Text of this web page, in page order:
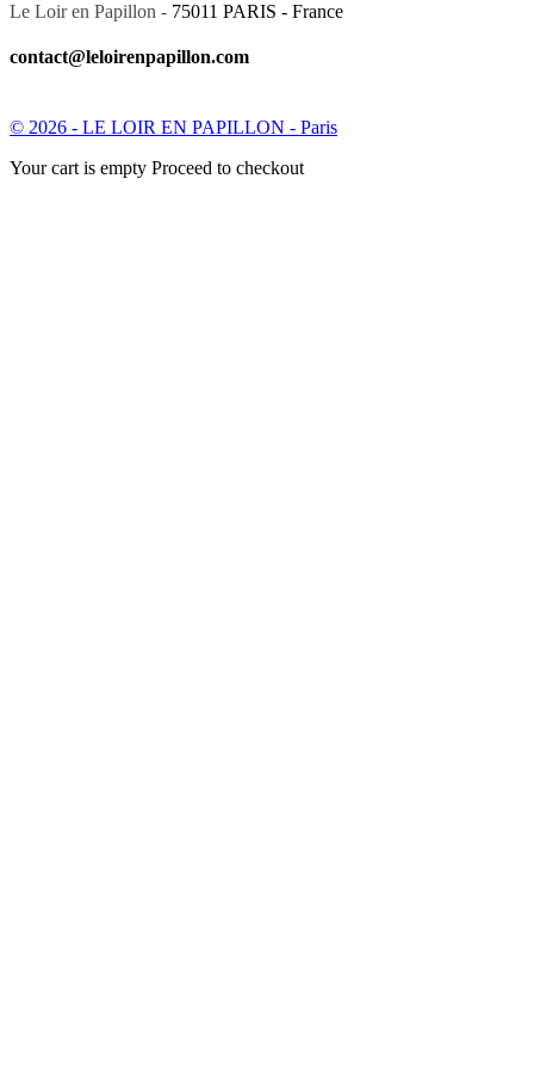
Le Loir en Papillon - 75011 PARIS - France
contact@leloirenpapillon.com
© 2026 - LE LOIR EN PAPILLON - Paris
Your cart is empty Proceed to checkout